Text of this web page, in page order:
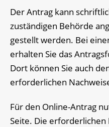
Der Antrag kann
zuständigen Behörde
gestellt werden. Bei
erhalten Sie das
Dort können Sie auch
erforderlichen
Für den Online-Antrag
Seite. Die